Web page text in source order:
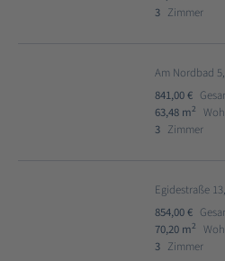
3 Zimmer
Am Nordbad
841,00 €
63,48 m2
3 Zimmer
Egidestraße
854,00 €
70,20 m2
3 Zimmer